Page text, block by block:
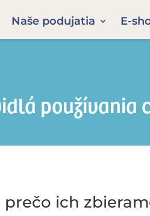
Naše podujatia E-
používania
prečo ich